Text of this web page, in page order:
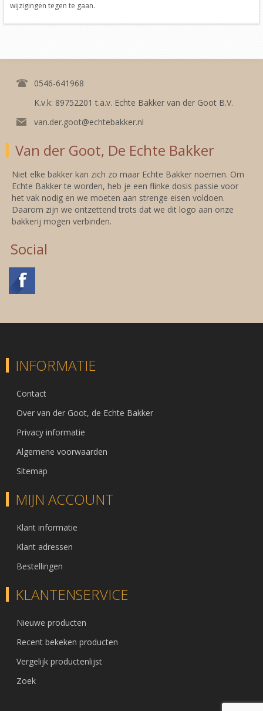
wijzigingen tegen te gaan.
0546-641968
K.v.k: 89752201 t.a.v. Echte Bakker van der Goot B.V.
van.der.goot@echtebakker.nl
Van der Goot, De Echte Bakker
Niet elke bakker kan zich zo maar Echte Bakker noemen. Om
Echte Bakker te worden, heb je een flinke dosis passie voor
het vak nodig en we moeten aan strenge eisen voldoen.
Daarom zijn we ontzettend trots dat we dit logo aan onze
bakkerij mogen verbinden.
Social
INFORMATIE
Contact
Over van der Goot, de Echte Bakker
Privacy informatie
Algemene voorwaarden
Sitemap
MIJN ACCOUNT
Klant informatie
Klant adressen
Bestellingen
KLANTENSERVICE
Nieuwe producten
Recent bekeken producten
Vergelijk productenlijst
Zoek